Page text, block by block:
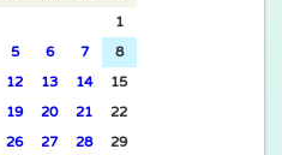
1
5 6 7 8
12 13 14 15
19 20 21 22
26 27 28 29